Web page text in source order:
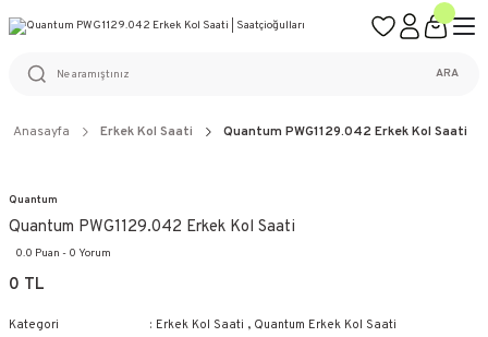
%100 ORİJİNAL ÜRÜN GARANTİSİ
ARA
Anasayfa Erkek Kol Saati Quantum PWG1129.042 Erkek Kol Saati
Quantum
Quantum PWG1129.042 Erkek Kol Saati
0.0 Puan - 0 Yorum
0 TL
Kategori Erkek Kol Saati , Quantum Erkek Kol Saati